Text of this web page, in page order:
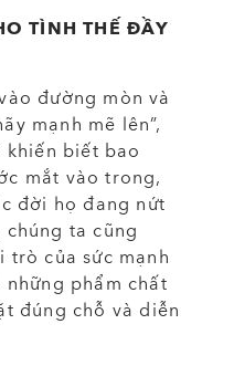
TÌNH THẾ ĐẦY
đường mòn và
mạnh mẽ lên”,
khiến biết bao
mắt vào trong,
đời họ đang nứt
ta cũng
trò của sức mạnh
phẩm chất
đúng chỗ và diễn